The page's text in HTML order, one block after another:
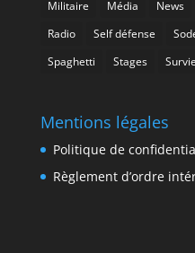
Militaire
Média News
Radio
Self défense
Spaghetti
Stages Survie
Mentions légales
Politique de
Règlement d’ordre